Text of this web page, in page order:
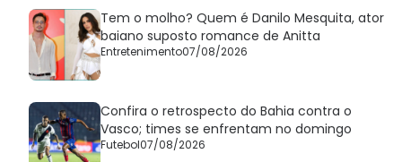
Tem o molho? Quem é Danilo Mesquita, ator
baiano suposto romance de Anitta
Entretenimento07/08/2026
Confira o retrospecto do Bahia contra o
Vasco; times se enfrentam no domingo
Futebol07/08/2026